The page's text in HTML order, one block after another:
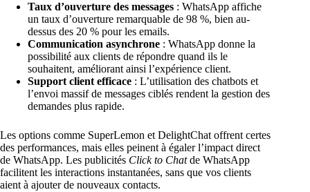
Taux d’ouverture des messages : WhatsApp affiche
un taux d’ouverture remarquable de 98 %, bien au-
dessus des 20 % pour les emails.
Communication asynchrone : WhatsApp donne la
possibilité aux clients de répondre quand ils le
souhaitent, améliorant ainsi l’expérience client.
Support client efficace : L’utilisation des chatbots et
l’envoi massif de messages ciblés rendent la gestion des
demandes plus rapide.
Les options comme SuperLemon et DelightChat offrent certes
des performances, mais elles peinent à égaler l’impact direct
de WhatsApp. Les publicités Click to Chatde WhatsApp
facilitent les interactions instantanées, sans que vos clients
aient à ajouter de nouveaux contacts.